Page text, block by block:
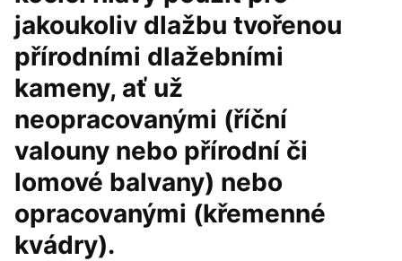
jakoukoliv dlažbu tvořenou
přírodními dlažebními
kameny, ať už
neopracovanými (říční
valouny nebo přírodní či
lomové balvany) nebo
opracovanými (křemenné
kvádry).